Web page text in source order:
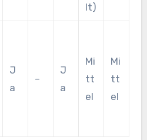
lt)
J
a
–
J
a
Mi
tt
el
Mi
tt
el